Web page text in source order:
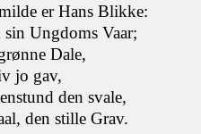
er Hans Blikke:
Ungdoms Vaar;
Dale,
jo gav,
den svale,
den stille Grav.